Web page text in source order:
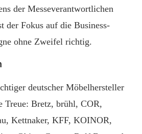
der Messeverantwortlichen
der Fokus auf die Business-
ohne Zweifel richtig.
deutscher Möbelhersteller
Treue: Bretz, brühl, COR,
Kettnaker, KFF, KOINOR,